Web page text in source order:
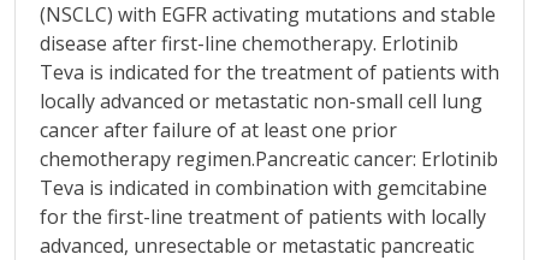
(NSCLC) with EGFR activating mutations and stable
disease after first-line chemotherapy. Erlotinib
Teva is indicated for the treatment of patients with
locally advanced or metastatic non-small cell lung
cancer after failure of at least one prior
chemotherapy regimen.Pancreatic cancer: Erlotinib
Teva is indicated in combination with gemcitabine
for the first-line treatment of patients with locally
advanced, unresectable or metastatic pancreatic